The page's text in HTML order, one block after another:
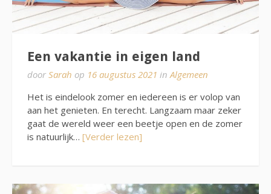
Een vakantie in eigen land
door Sarah op 16 augustus 2021 in Algemeen
Het is eindelook zomer en iedereen is er volop van
aan het genieten. En terecht. Langzaam maar zeker
gaat de wereld weer een beetje open en de zomer
is natuurlijk… [Verder lezen]